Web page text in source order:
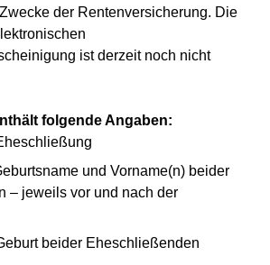
der Rentenversicherung. Die
ist derzeit noch nicht
folgende Angaben:
und Vorname(n) beider
– jeweils vor und nach der
beider Eheschließenden